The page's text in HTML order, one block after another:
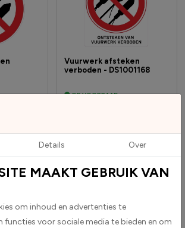
Vuurwerk afsteken
verboden - DS1001168
OP VOORRAAD
Details Over
MAAKT GEBRUIK VAN
om inhoud en advertenties te
functies voor sociale media te bieden en om